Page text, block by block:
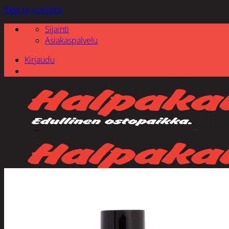
Skip to content
Sijainti
Asiakaspalvelu
Kirjaudu